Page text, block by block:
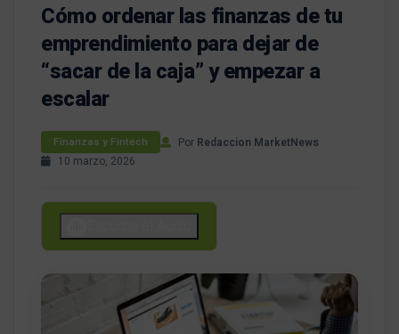
Cómo ordenar las finanzas de tu
emprendimiento para dejar de
“sacar de la caja” y empezar a
escalar
Finanzas y Fintech Por Redaccion MarketNews
10 marzo, 2026